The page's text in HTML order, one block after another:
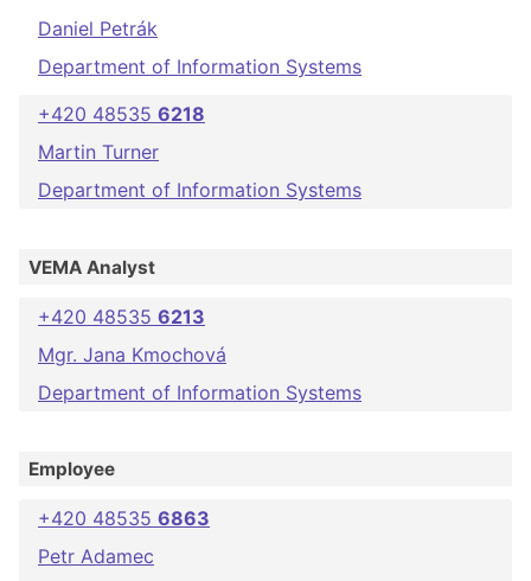
Daniel Petrák
Department of Information Systems
+420 48535 6218
Martin Turner
Department of Information Systems
VEMA Analyst
+420 48535 6213
Mgr. Jana Kmochová
Department of Information Systems
Employee
+420 48535 6863
Petr Adamec